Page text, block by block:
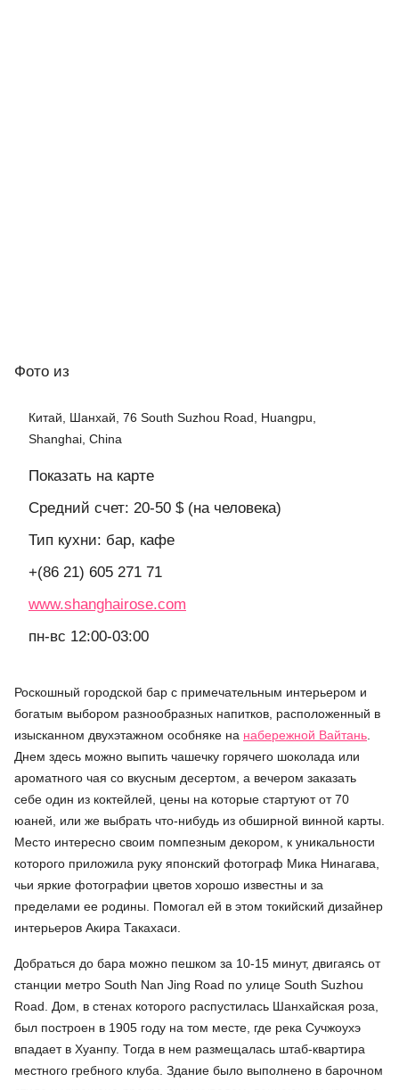
Фото из
Китай, Шанхай, 76 South Suzhou Road, Huangpu,
Shanghai, China
Показать на карте
Средний счет: 20-50 $ (на человека)
Тип кухни: бар, кафе
+(86 21) 605 271 71
www.shanghairose.com
пн-вс 12:00-03:00
Роскошный городской бар с примечательным интерьером и
богатым выбором разнообразных напитков, расположенный в
изысканном двухэтажном особняке на набережной Вайтань
Днем здесь можно выпить чашечку горячего шоколада или
ароматного чая со вкусным десертом, а вечером заказать
себе один из коктейлей, цены на которые стартуют от 70
юаней, или же выбрать что-нибудь из обширной винной карты.
Место интересно своим помпезным декором, к уникальности
которого приложила руку японский фотограф Мика Нинагава,
чьи яркие фотографии цветов хорошо известны и за
пределами ее родины. Помогал ей в этом токийский дизайнер
интерьеров Акира Такахаси.
Добраться до бара можно пешком за 10-15 минут, двигаясь от
станции метро South Nan Jing Road по улице South Suzhou
Road. Дом, в стенах которого распустилась Шанхайская роза,
был построен в 1905 году на том месте, где река Сучжоухэ
впадает в Хуанпу. Тогда в нем размещалась штаб-квартира
местного гребного клуба. Здание было выполнено в барочном